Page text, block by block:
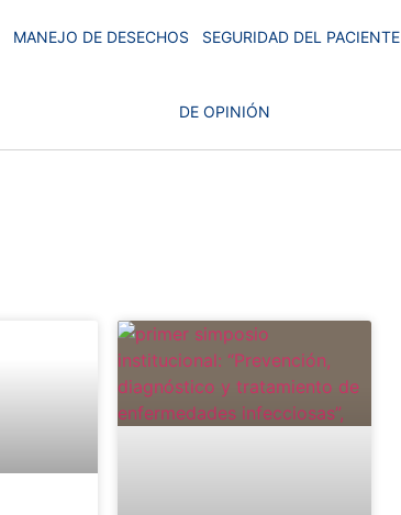
MANEJO DE DESECHOS SEGURIDAD DEL PACIENTE
DE OPINIÓN